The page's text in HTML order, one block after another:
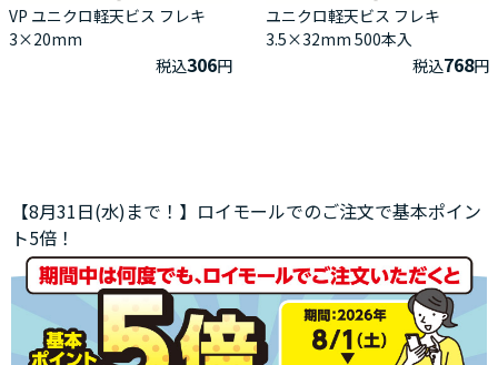
VP ユニクロ軽天ビス フレキ
3×20mm
税込306円
ユニクロ軽天ビス フレキ
3.5×32mm 500本入
税込768円
【8月31日(水)まで！】ロイモールでのご注文で基本ポイン
ト5倍！